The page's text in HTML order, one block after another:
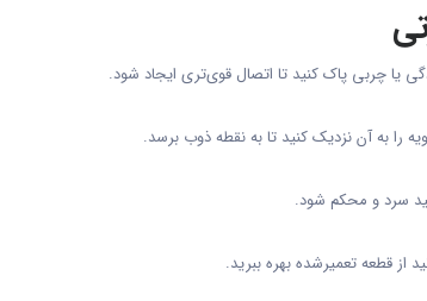
یا چربی پاک کنید تا اتصال قوی‌تری ایجاد شود.
را به آن نزدیک کنید تا به نقطه ذوب برسد.
سرد و محکم شود.
از قطعه تعمیرشده بهره ببرید.